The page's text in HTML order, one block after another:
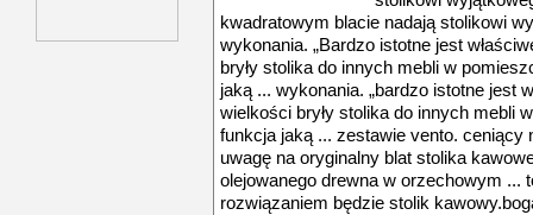
kwadratowym blacie nadają stolikowi
wykonania. „Bardzo istotne jest
bryły stolika do innych mebli w
jaką ... wykonania. „bardzo istotne jest
wielkości bryły stolika do innych mebli
funkcja jaką ... zestawie vento. ceniący
uwagę na oryginalny blat stolika
olejowanego drewna w orzechowym ...
rozwiązaniem będzie stolik